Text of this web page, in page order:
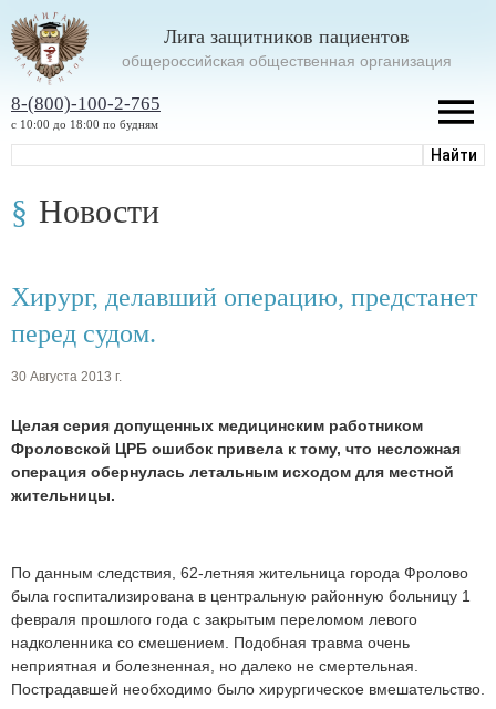
Лига защитников пациентов
oбщероссийская общественная организация
8-(800)-100-2-765
с 10:00 до 18:00 по будням
Новости
Хирург, делавший операцию, предстанет
перед судом.
30 Августа 2013 г.
Целая серия допущенных медицинским работником
Фроловской ЦРБ ошибок привела к тому, что несложная
операция обернулась летальным исходом для местной
жительницы.
По данным следствия, 62-летняя жительница города Фролово
была госпитализирована в центральную районную больницу 1
февраля прошлого года с закрытым переломом левого
надколенника со смешением. Подобная травма очень
неприятная и болезненная, но далеко не смертельная.
Пострадавшей необходимо было хирургическое вмешательство.